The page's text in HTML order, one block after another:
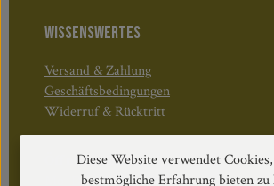
WISSENSWERTES
Versand & Zahlung
Geschäftsbedingungen
Widerruf & Rücktritt
Öffnungszeiten:
Mo–Do: 08:30–17:00 Uhr
Diese Website verwendet
bestmögliche Erfahrung bieten zu